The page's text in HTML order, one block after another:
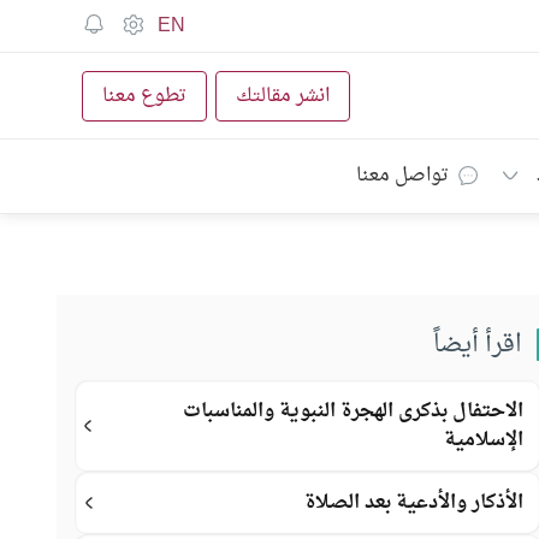
EN
انشر مقالتك تطوع معنا
تواصل معنا
اقرأ أيضاً
الاحتفال بذكرى الهجرة النبوية والمناسبات
الإسلامية
الأذكار والأدعية بعد الصلاة